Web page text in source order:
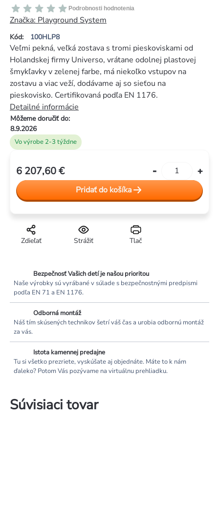
Kód: 100HLP8
Priemerné
hodnotenie
produktu
je
0,0
z
hviezdičiek.
Podrobnosti hodnotenia
Značka: Playground System
Vo výrobe 2-3 týždne
Môžeme doručiť do:
8.9.2026
Veľmi pekná, veľká zostava s tromi pieskoviskami od
Holandskej firmy Universo, vrátane odolnej plastovej
šmykľavky v zelenej farbe, má niekoľko vstupov na
zostavu a viac veží, dodávame aj so sieťou na
pieskovisko. Certifikovaná podľa EN 1176.
Detailné informácie
Tlač
Strážiť
Zdieľať
6 207,60 €
cena:
Pridať do košíka
Bezpečnosť Vašich detí je našou prioritou
Naše výrobky sú vyrábané v súlade s bezpečnostnými predpismi
podľa EN 71 a EN 1176.
Odborná montáž
Náš tím skúsených technikov šetrí váš čas a urobia odbornú montáž
za vás.
Istota kamennej predajne
Tu si všetko prezriete, vyskúšate aj objednáte. Máte to k nám
ďaleko? Potom Vás pozývame na virtuálnu prehliadku.
Súvisiaci tovar